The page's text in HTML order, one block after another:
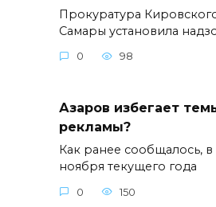
Прокуратура
Самары установила
0 98
Азаров избегает
рекламы?
Как ранее сообщалось,
ноября текущего года
0 150